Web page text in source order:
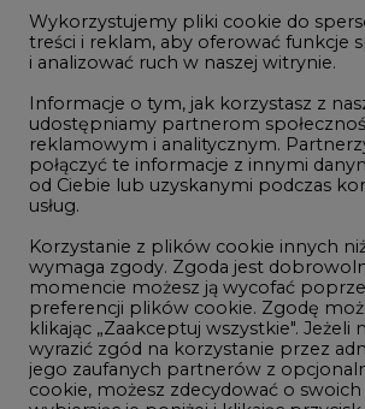
Studio CIRE
Rozmowy o energetyce
Gospodarka
Geopolityka
LTE450
Innowacje i AI
Telekomunikacja i IT
Handel emisjami CO2
Wodór
Wykorzystujemy pliki cookie do
treści i reklam, aby oferować funkcje
i analizować ruch w naszej witrynie.
Informacje o tym, jak korzystasz z
udostępniamy partnerom
reklamowym i analitycznym.
połączyć te informacje z innymi
od Ciebie lub uzyskanymi podczas
usług.
Korzystanie z plików cookie innych
wymaga zgody. Zgoda jest
momencie możesz ją wycofać
preferencji plików cookie. Zgodę
klikając „Zaakceptuj wszystkie". Jeżeli
wyrazić zgód na korzystanie przez
jego zaufanych partnerów z
cookie, możesz zdecydować o